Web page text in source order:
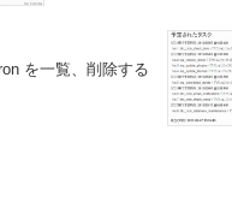
を一覧、削除する